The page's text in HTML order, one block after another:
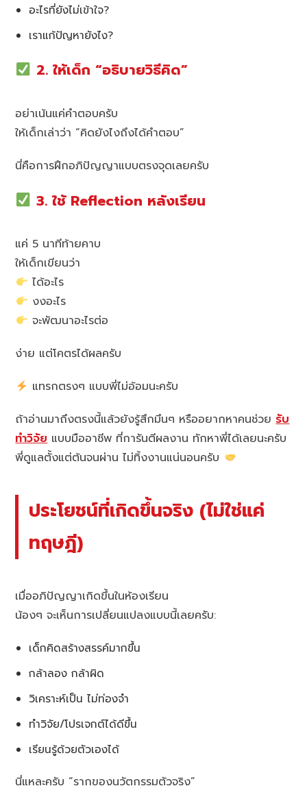
อะไรที่ยังไม่เข้าใจ?
เราแก้ปัญหายังไง?
2. ให้เด็ก “อธิบายวิธีคิด”
อย่าเน้นแค่คำตอบครับ
ให้เด็กเล่าว่า “คิดยังไงถึงได้คำตอบ”
นี่คือการฝึกอภิปัญญาแบบตรงจุดเลยครับ
3. ใช้ Reflection หลังเรียน
แค่ 5 นาทีท้ายคาบ
ให้เด็กเขียนว่า
ได้อะไร
งงอะไร
จะพัฒนาอะไรต่อ
ง่าย แต่โคตรได้ผลครับ
แทรกตรงๆ แบบพี่ไม่อ้อมนะครับ
ถ้าอ่านมาถึงตรงนี้แล้วยังรู้สึกมึนๆ หรืออยากหาคนช่วยรับ
ทำวิจัยแบบมืออาชีพ ที่การันตีผลงาน ทักหาพี่ได้เลยนะครับ
พี่ดูแลตั้งแต่ต้นจนผ่าน ไม่ทิ้งงานแน่นอนครับ
ประโยชน์ที่เกิดขึ้นจริง (ไม่ใช่แค่
ทฤษฎี)
เมื่ออภิปัญญาเกิดขึ้นในห้องเรียน
น้องๆ จะเห็นการเปลี่ยนแปลงแบบนี้เลยครับ:
เด็กคิดสร้างสรรค์มากขึ้น
กล้าลอง กล้าผิด
วิเคราะห์เป็น ไม่ท่องจำ
ทำวิจัย/โปรเจกต์ได้ดีขึ้น
เรียนรู้ด้วยตัวเองได้
นี่แหละครับ “รากของนวัตกรรมตัวจริง”